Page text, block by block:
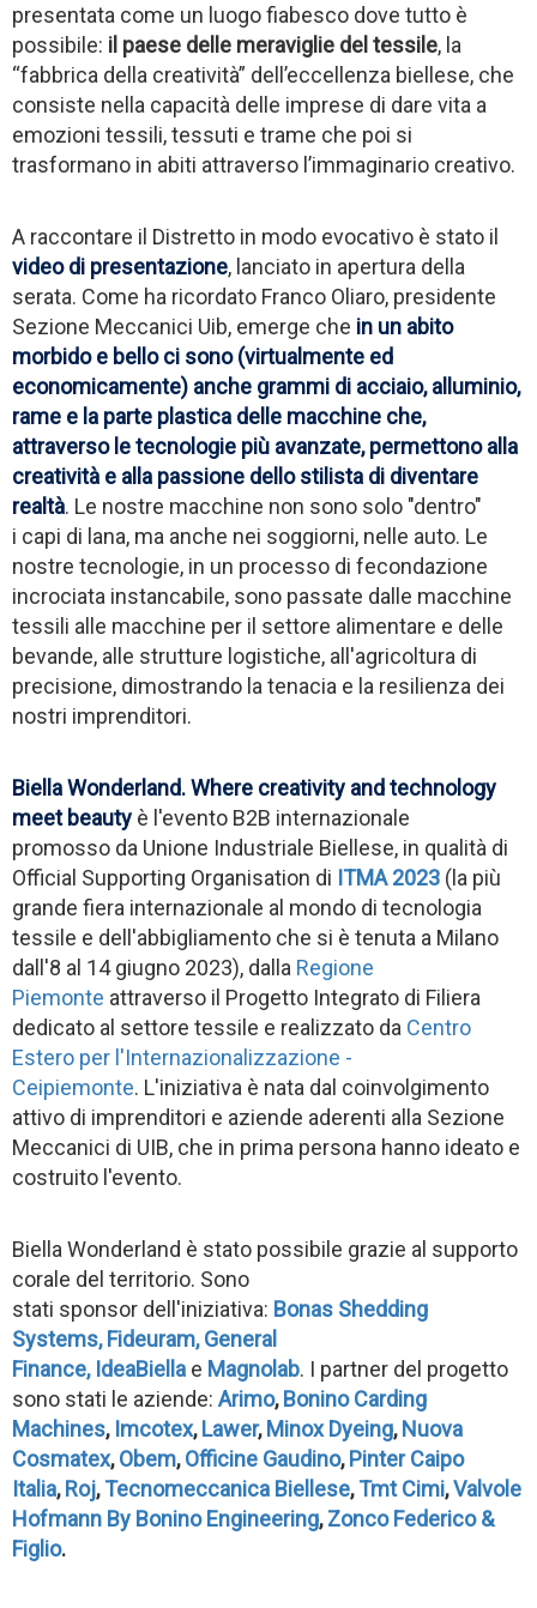
presentata come un luogo fiabesco dove tutto è
possibile: il paese delle meraviglie del tessile, la
“fabbrica della creatività” dell’eccellenza biellese, che
consiste nella capacità delle imprese di dare vita a
emozioni tessili, tessuti e trame che poi si
trasformano in abiti attraverso l’immaginario creativo.
A raccontare il Distretto in modo evocativo è stato il
video di presentazione, lanciato in apertura della
serata. Come ha ricordato Franco Oliaro, presidente
Sezione Meccanici Uib, emerge che in un abito
morbido e bello ci sono (virtualmente ed
economicamente) anche grammi di acciaio, alluminio,
rame e la parte plastica delle macchine che,
attraverso le tecnologie più avanzate, permettono alla
creatività e alla passione dello stilista di diventare
realtà. Le nostre macchine non sono solo "dentro"
i capi di lana, ma anche nei soggiorni, nelle auto. Le
nostre tecnologie, in un processo di fecondazione
incrociata instancabile, sono passate dalle macchine
tessili alle macchine per il settore alimentare e delle
bevande, alle strutture logistiche, all'agricoltura di
precisione, dimostrando la tenacia e la resilienza dei
nostri imprenditori.
Biella Wonderland. Where creativity and technology
meet beauty è l'evento B2B internazionale
promosso da Unione Industriale Biellese, in qualità di
Official Supporting Organisation di ITMA 2023 (la più
grande fiera internazionale al mondo di tecnologia
tessile e dell'abbigliamento che si è tenuta a Milano
dall'8 al 14 giugno 2023), dalla Regione
Piemonte attraverso il Progetto Integrato di Filiera
dedicato al settore tessile e realizzato da Centro
Estero per l'Internazionalizzazione -
Ceipiemonte. L'iniziativa è nata dal coinvolgimento
attivo di imprenditori e aziende aderenti alla Sezione
Meccanici di UIB, che in prima persona hanno ideato e
costruito l'evento.
Biella Wonderland è stato possibile grazie al supporto
corale del territorio. Sono
stati sponsor dell'iniziativa: Bonas Shedding
Systems,Fideuram, General
Finance, IdeaBiella e Magnolab. I partner del progetto
sono stati le aziende: Arimo,Bonino Carding
Machines, Imcotex,Lawer, Minox Dyeing,Nuova
Cosmatex,Obem,Officine Gaudino,Pinter Caipo
Italia,Roj,Tecnomeccanica Biellese,Tmt Cimi,Valvole
Hofmann By Bonino Engineering,Zonco Federico &
Figlio.